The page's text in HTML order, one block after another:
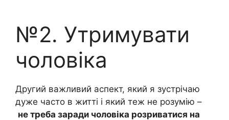
№2. Утримувати
чоловіка
Другий важливий аспект, який я зустрічаю
дуже часто в житті і який теж не розумію –
не треба заради чоловіка розриватися на